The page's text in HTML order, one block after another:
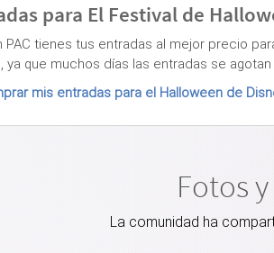
para El Festival de
PAC tienes tus entradas al mejor precio
ya que muchos días las entradas se
mis entradas para el Halloween de
Fotos
La comunidad ha